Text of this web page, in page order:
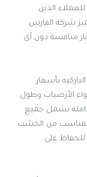
الذين
شركة الفارس
منافسة دون أي
بأسعار
الأرضيات وطول
تشمل جميع
المناسب من الخشب
للحفاظ على